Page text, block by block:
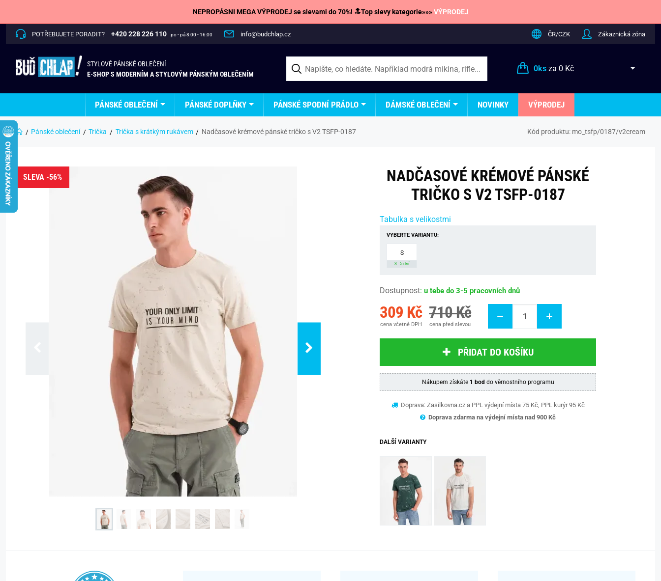
NEPROPÁSNI MEGA VÝPRODEJ se slevami do 70%! 🔝Top slevy kategorie»»»VÝPRODEJ
POTŘEBUJETE PORADIT? +420 228 226 110 po - pá 8:00 - 16:00 info@budchlap.cz ČR/CZK Zákaznická zóna
STYLOVÉ PÁNSKÉ OBLEČENÍ
E-SHOP S MODERNÍM A STYLOVÝM PÁNSKÝM OBLEČENÍM
0ksza 0 Kč
PÁNSKÉ OBLEČENÍ PÁNSKÉ DOPLŇKY PÁNSKÉ SPODNÍ PRÁDLO DÁMSKÉ OBLEČENÍ NOVINKY VÝPRODEJ
Pánské oblečení Trička Trička s krátkým rukávem Nadčasové krémové pánské tričko s V2 TSFP-0187 Kód produktu: mo_tsfp/0187/v2cream
SLEVA -56%
NADČASOVÉ KRÉMOVÉ PÁNSKÉ
TRIČKO S V2 TSFP-0187
Tabulka s velikostmi
VYBERTE VARIANTU:
S
3 - 5 dní
Dostupnost: u tebe do 3-5 pracovních dnů
309 Kč
cena včetně DPH
710 Kč
cena před slevou
PŘIDAT DO KOŠÍKU
Nákupem získáte 1 bod do věrnostního programu
Doprava: Zasilkovna.cz a PPL výdejní místa 75 Kč, PPL kurýr 95 Kč
Doprava zdarma na výdejní místa nad 900 Kč
DALŠÍ VARIANTY